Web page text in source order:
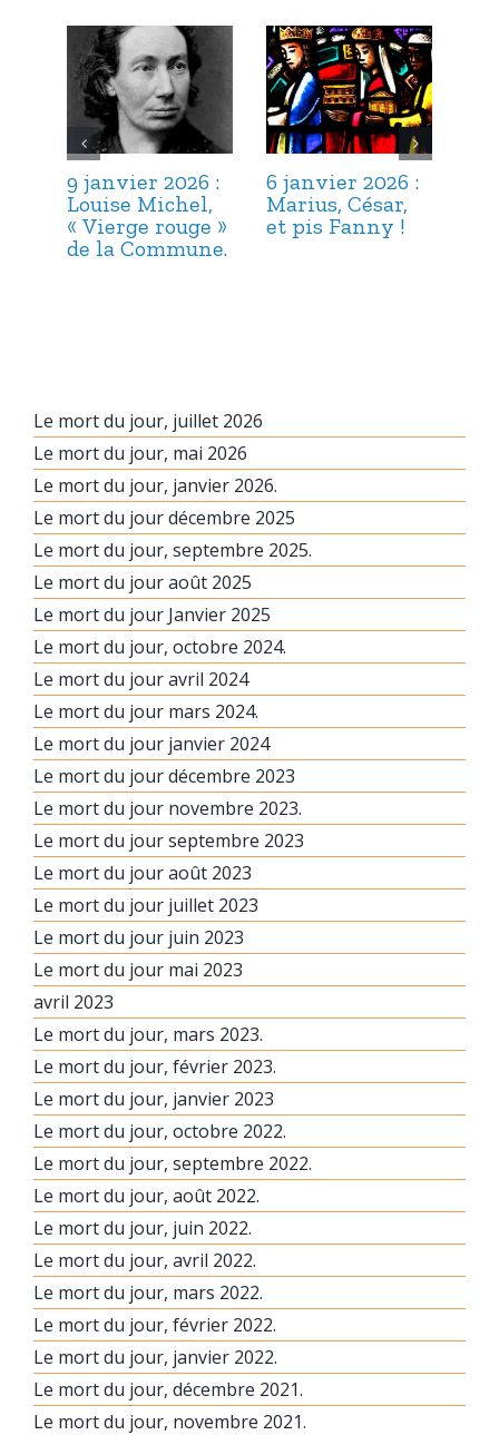
9 janvier 2026 :
Louise Michel,
« Vierge rouge »
de la Commune.
6 janvier 2026 :
Marius, César,
et pis Fanny !
Le mort du jour, juillet 2026
Le mort du jour, mai 2026
Le mort du jour, janvier 2026.
Le mort du jour décembre 2025
Le mort du jour, septembre 2025.
Le mort du jour août 2025
Le mort du jour Janvier 2025
Le mort du jour, octobre 2024.
Le mort du jour avril 2024
Le mort du jour mars 2024.
Le mort du jour janvier 2024
Le mort du jour décembre 2023
Le mort du jour novembre 2023.
Le mort du jour septembre 2023
Le mort du jour août 2023
Le mort du jour juillet 2023
Le mort du jour juin 2023
Le mort du jour mai 2023
avril 2023
Le mort du jour, mars 2023.
Le mort du jour, février 2023.
Le mort du jour, janvier 2023
Le mort du jour, octobre 2022.
Le mort du jour, septembre 2022.
Le mort du jour, août 2022.
Le mort du jour, juin 2022.
Le mort du jour, avril 2022.
Le mort du jour, mars 2022.
Le mort du jour, février 2022.
Le mort du jour, janvier 2022.
Le mort du jour, décembre 2021.
Le mort du jour, novembre 2021.